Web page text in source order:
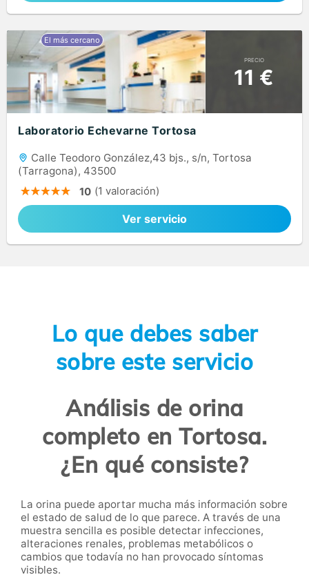
PRECIO
11 €
Laboratorio Echevarne Tortosa
Calle Teodoro González,43 bjs., s/n, Tortosa
(Tarragona), 43500
10 (1 valoración)
Ver servicio
Lo que debes saber
sobre este servicio
Análisis de orina
completo en Tortosa.
¿En qué consiste?
La orina puede aportar mucha más información sobre
el estado de salud de lo que parece. A través de una
muestra sencilla es posible detectar infecciones,
alteraciones renales, problemas metabólicos o
cambios que todavía no han provocado síntomas
visibles.